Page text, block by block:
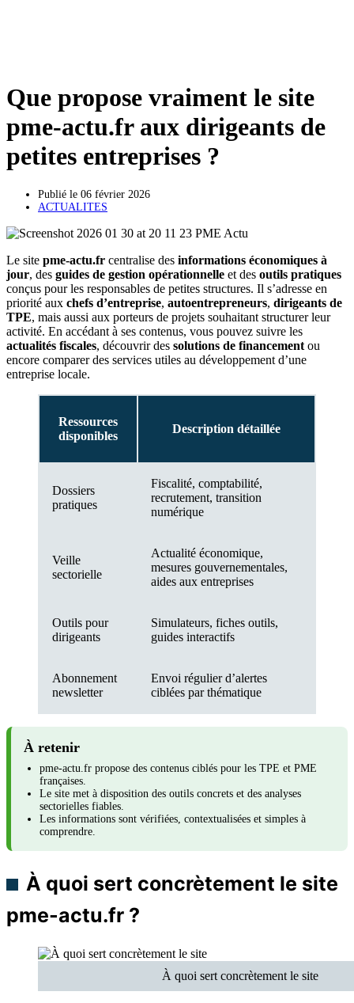
Que propose vraiment le site
pme-actu.fr aux dirigeants de
petites entreprises ?
Publié le 06 février 2026
ACTUALITES
Le site pme-actu.fr centralise des informations économiques à
jour, des guides de gestion opérationnelle et des outils pratiques
conçus pour les responsables de petites structures. Il s’adresse en
priorité aux chefs d’entreprise, autoentrepreneurs, dirigeants de
TPE, mais aussi aux porteurs de projets souhaitant structurer leur
activité. En accédant à ses contenus, vous pouvez suivre les
actualités fiscales, découvrir des solutions de financement ou
encore comparer des services utiles au développement d’une
entreprise locale.
Ressources
disponibles
Description détaillée
Dossiers
pratiques
Fiscalité, comptabilité,
recrutement, transition
numérique
Veille
sectorielle
Actualité économique,
mesures gouvernementales,
aides aux entreprises
Outils pour
dirigeants
Simulateurs, fiches outils,
guides interactifs
Abonnement
newsletter
Envoi régulier d’alertes
ciblées par thématique
À retenir
pme-actu.fr propose des contenus ciblés pour les TPE et PME
françaises.
Le site met à disposition des outils concrets et des analyses
sectorielles fiables.
Les informations sont vérifiées, contextualisées et simples à
comprendre.
À quoi sert concrètement le site
pme-actu.fr ?
À quoi sert concrètement le site